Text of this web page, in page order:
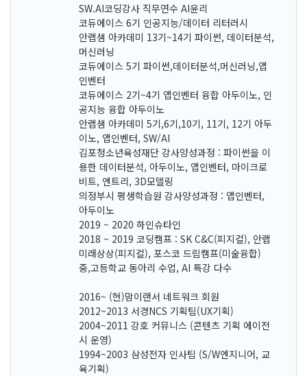
SW.AI코딩강사 직무연수 AI윤리
코듀에이스 6기 인공지능/데이터 리터러시
안랩샘 아카데미 13기~14기 파이썬, 데이터분석,
머신러닝
코듀에이스 5기 파이썬,데이터분석,머신러닝,앱
인벤터
코듀에이스 2기~4기 앱인벤터 융합 아두이노, 인
공지능 융합 아두이노
안랩샘 아카데미 5기,6기,10기, 11기, 12기 아두
이노, 앱인벤터, SW/AI
김포청소년육성재단 강사양성과정 : 파이썬을 이
용한 데이터분석, 아두이노, 앱인벤터, 마이크로
비트, 엔트리, 3D모델링
의정부시 평생학습원 강사양성과정 : 앱인벤터,
아두이노
2019 ~ 2020 하인슈타인
2018 ~ 2019 코딩캠프 : SK C&C(피지컬), 안랩
미래상상(피지컬), 포스코 드림캠프(미술융합)
중,고등학교 동아리 수업, AI 특강 다수
2016~ (현)맘이랜서 네트워크 회원
2012~2013 서경NCS 기획팀(UX기획)
2004~2011 강호 커뮤니스 (콘텐츠 기획 에이전
시 운영)
1994~2003 삼성전자 인사팀 (S/W엔지니어, 교
육기획)